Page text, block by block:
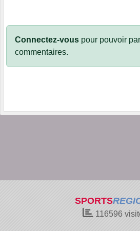
Connectez-vous pour pouvoir
commentaires.
SPORTS
116596